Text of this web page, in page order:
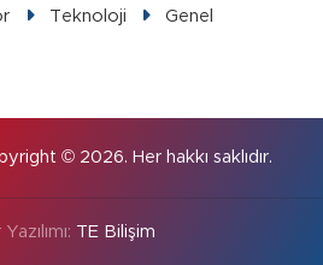
Teknoloji
Genel
© 2026. Her hakkı saklıdır.
TE Bilişim